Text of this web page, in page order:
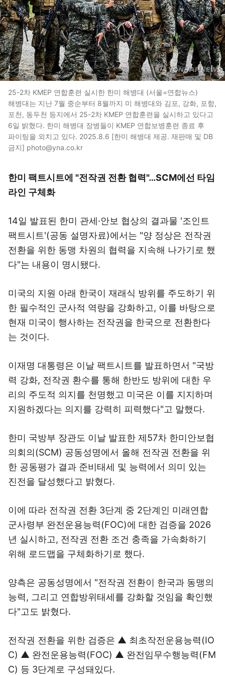
25-2차 KMEP 연합훈련 실시한 한미 해병대 (서울=연합뉴스)
해병대는 지난 7월 중순부터 8월까지 미 해병대와 김포, 강화, 포항,
포천, 동두천 등지에서 25-2차 KMEP 연합훈련을 실시하고 있다고
6일 밝혔다. 한미 해병대 장병들이 KMEP 연합보병훈련 종료 후
파이팅을 외치고 있다. 2025.8.6 [한미 해병대 제공. 재판매 및 DB
금지] photo@yna.co.kr
한미 팩트시트에 "전작권 전환 협력"…SCM에선 타임
라인 구체화
14일 발표된 한미 관세·안보 협상의 결과물 '조인트
팩트시트'(공동 설명자료)에서는 "양 정상은 전작권
전환을 위한 동맹 차원의 협력을 지속해 나가기로 했
다"는 내용이 명시됐다.
미국의 지원 아래 한국이 재래식 방위를 주도하기 위
한 필수적인 군사적 역량을 강화하고, 이를 바탕으로
현재 미국이 행사하는 전작권을 한국으로 전환한다
는 것이다.
이재명 대통령은 이날 팩트시트를 발표하면서 "국방
력 강화, 전작권 환수를 통해 한반도 방위에 대한 우
리의 주도적 의지를 천명했고 미국은 이를 지지하며
지원하겠다는 의지를 강력히 피력했다"고 말했다.
한미 국방부 장관도 이날 발표한 제57차 한미안보협
의회의(SCM) 공동성명에서 올해 전작권 전환을 위
한 공동평가 결과 준비태세 및 능력에서 의미 있는
진전을 달성했다고 밝혔다.
이에 따라 전작권 전환 3단계 중 2단계인 미래연합
군사령부 완전운용능력(FOC)에 대한 검증을 2026
년 실시하고, 전작권 전환 조건 충족을 가속화하기
위해 로드맵을 구체화하기로 했다.
양측은 공동성명에서 "전작권 전환이 한국과 동맹의
능력, 그리고 연합방위태세를 강화할 것임을 확인했
다"고도 밝혔다.
전작권 전환을 위한 검증은 ▲ 최초작전운용능력(IO
C) ▲ 완전운용능력(FOC) ▲ 완전임무수행능력(FM
C) 등 3단계로 구성돼있다.